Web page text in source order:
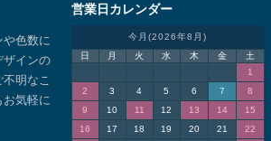
色数に
ザインの
明なこ
気軽に
営業日カレンダー
今月(2026年8月)
日
月 火 水 木 金
土
1
2
3 4 5 6 7
8
9
10 11 12 13 14
15
16
17 18 19 20 21
22